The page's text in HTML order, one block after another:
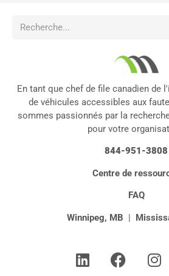
En tant que chef de file canadien de
de véhicules accessibles aux
sommes passionnés par la
pour votre
844-951-3808
Centre de
FAQ
Winnipeg, MB |